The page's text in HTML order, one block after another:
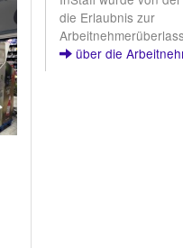
die Erlaubnis zur
über die